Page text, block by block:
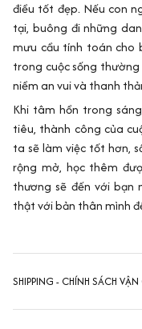
điều tốt đẹp. Nếu con
tại, buông đi những
mưu cầu tính toán cho
trong cuộc sống
niềm an vui và thanh
Khi tâm hồn trong
tiêu, thành công của
ta sẽ làm việc tốt hơn,
rộng mở, học thêm
thương sẽ đến với bạn
thật với bản thân mình
SHIPPING - CHÍNH SÁCH VẬN